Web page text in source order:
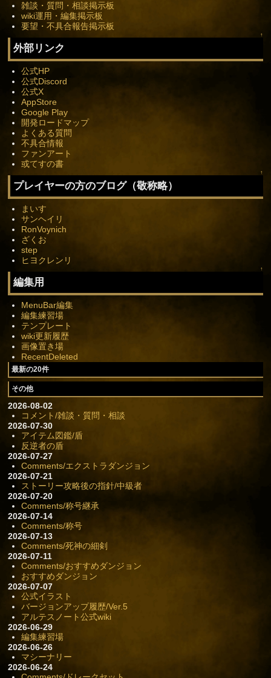
雑談・質問・相談掲示板
wiki運用・編集掲示板
要望・不具合報告掲示板
↑
外部リンク
公式HP
公式Discord
公式X
AppStore
Google Play
開発ロードマップ
よくある質問
不具合情報
ファンアート
或てすの書
↑
プレイヤーの方のブログ（敬称略）
まいす
サンヘイリ
RonVoynich
ざくお
step
ヒヨクレンリ
↑
編集用
MenuBar編集
編集練習場
テンプレート
wiki更新履歴
画像置き場
RecentDeleted
最新の20件
その他
2026-08-02
コメント/雑談・質問・相談
2026-07-30
アイテム図鑑/盾
反逆者の盾
2026-07-27
Comments/エクストラダンジョン
2026-07-21
ストーリー攻略後の指針/中級者
2026-07-20
Comments/称号継承
2026-07-14
Comments/称号
2026-07-13
Comments/死神の細剣
2026-07-11
Comments/おすすめダンジョン
おすすめダンジョン
2026-07-07
公式イラスト
バージョンアップ履歴/Ver.5
アルテスノート公式wiki
2026-06-29
編集練習場
2026-06-26
マシーナリー
2026-06-24